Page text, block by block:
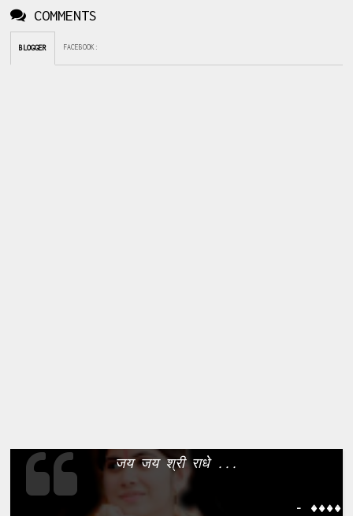
COMMENTS
BLOGGER FACEBOOK :
जय जय श्री राधे ...
- ����